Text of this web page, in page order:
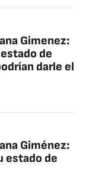
Gimenez:
de
darle el
Giménez:
estado de